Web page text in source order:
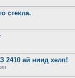
стекла.
2410 ай ниид хелп!